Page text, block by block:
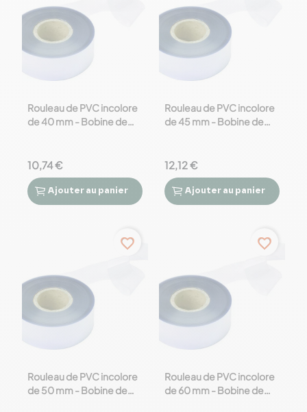
Rouleau de PVC incolore
de 40 mm - Bobine de
10,74 €
 
Ajouter au panier
Rouleau de PVC incolore
de 45 mm - Bobine de
12,12 €
 
Ajouter au panier
favorite_border
Rouleau de PVC incolore
de 50 mm - Bobine de
favorite_border
Rouleau de PVC incolore
de 60 mm - Bobine de